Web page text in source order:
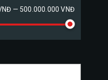
— 500.000.000 VNĐ